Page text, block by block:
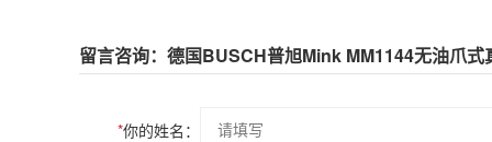
留言咨询：德国BUSCH普旭Mink MM1144无油爪式
*你的姓名：